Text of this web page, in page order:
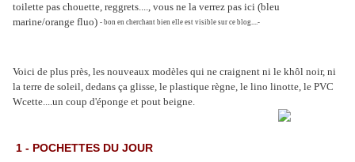
toilette pas chouette, reggrets...., vous ne la verrez pas ici (bleu
marine/orange fluo) - bon en cherchant bien elle est visible sur ce blog....-
Voici de plus près, les nouveaux modèles qui ne craignent ni le khôl noir, ni
la terre de soleil, dedans ça glisse, le plastique règne, le lino linotte, le PVC
Wcette....un coup d'éponge et pout beigne.
1 - POCHETTES DU JOUR